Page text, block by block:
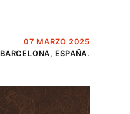
07 MARZO 2025
BARCELONA, ESPAÑA.